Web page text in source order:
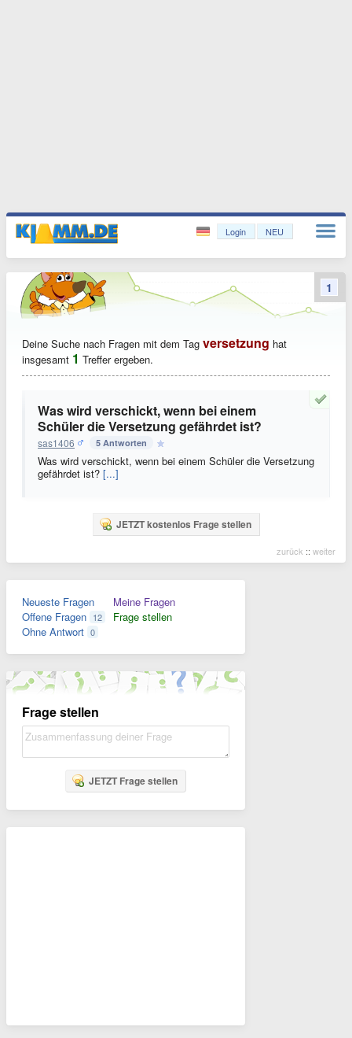
Login NEU
Deine Suche nach Fragen mit dem Tag versetzung hat
insgesamt 1 Treffer ergeben.
Was wird verschickt, wenn bei einem
Schüler die Versetzung gefährdet ist?
sas1406 5 Antworten
Was wird verschickt, wenn bei einem Schüler die Versetzung
gefährdet ist? [...]
JETZT kostenlos Frage stellen
zurück :: weiter
1
Neueste Fragen
Offene Fragen 12
Ohne Antwort 0
Meine Fragen
Frage stellen
Frage stellen
JETZT Frage stellen